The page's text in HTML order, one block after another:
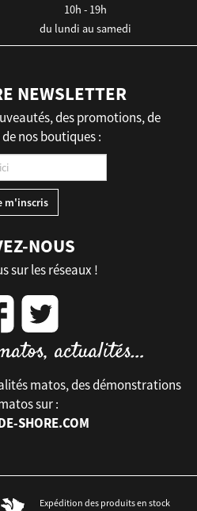
10h - 19h
du lundi au samedi
NEWSLETTER
des promotions, de
nos boutiques :
NOUS
sur les réseaux !
matos, des démonstrations
sur :
SHORE.COM
Expédition des produits en stock